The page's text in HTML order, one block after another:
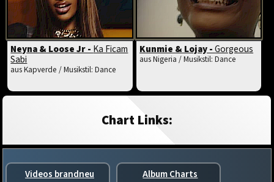
Neyna & Loose Jr -Ka Ficam
Sabi
aus Kapverde / Musikstil: Dance
Kunmie & Lojay -Gorgeous
aus Nigeria / Musikstil: Dance
Chart Links:
Videos brandneu Album Charts